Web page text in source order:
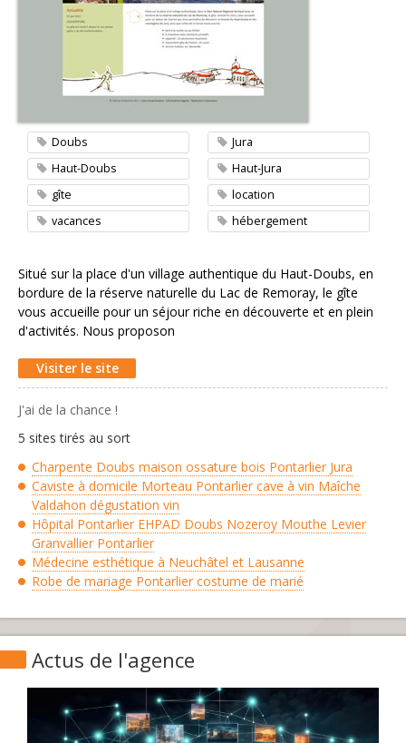
Contacter l'agence
Doubs
Jura
Haut-Doubs
Haut-Jura
gîte
location
vacances
hébergement
Situé sur la place d'un village authentique du Haut-Doubs, en
bordure de la réserve naturelle du Lac de Remoray, le gîte
vous accueille pour un séjour riche en découverte et en plein
d'activités. Nous proposon
Visiter le site
J'ai de la chance !
5 sites tirés au sort
Charpente Doubs maison ossature bois Pontarlier Jura
Caviste à domicile Morteau Pontarlier cave à vin Maîche
Valdahon dégustation vin
Hôpital Pontarlier EHPAD Doubs Nozeroy Mouthe Levier
Granvallier Pontarlier
Médecine esthétique à Neuchâtel et Lausanne
Robe de mariage Pontarlier costume de marié
Actus de l'agence